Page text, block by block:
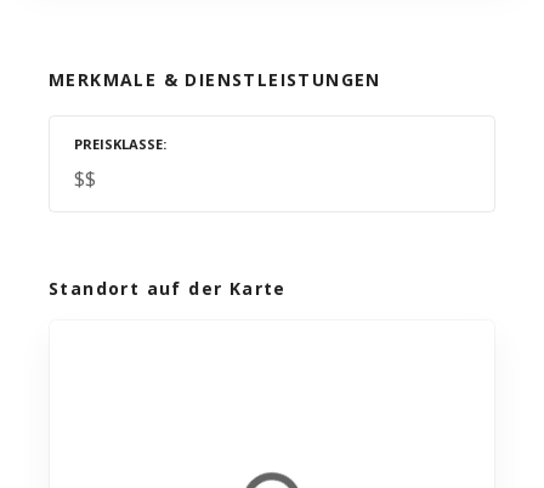
MERKMALE & DIENSTLEISTUNGEN
PREISKLASSE
$$
Standort auf der Karte